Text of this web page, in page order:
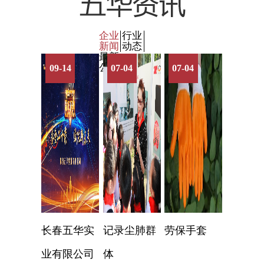
企业
新闻
行业
动态
最新
公告
长春五华实
业有限公司
09-14
记录尘肺群
体
07-04
劳保手套
07-04